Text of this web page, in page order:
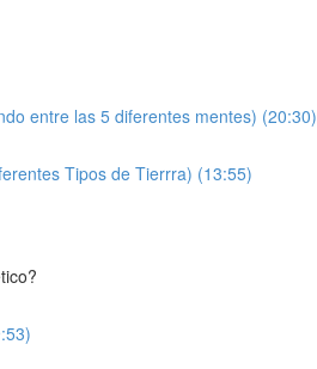
entre las 5 diferentes mentes) (20:30)
Tipos de Tierrra) (13:55)